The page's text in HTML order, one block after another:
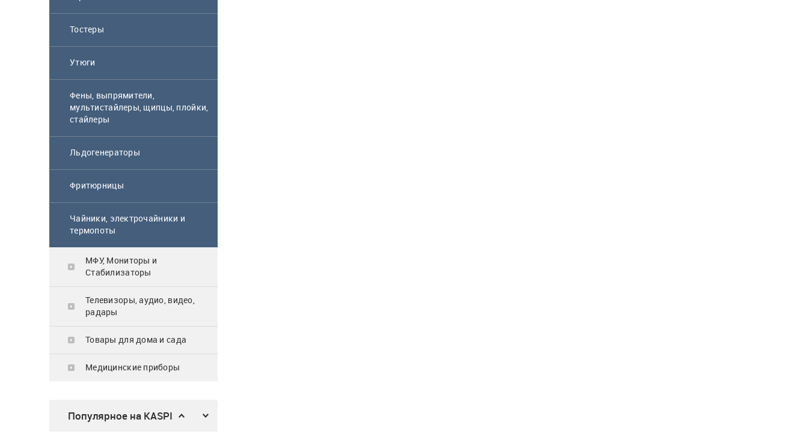
Тостеры
Утюги
Фены, выпрямители,
мультистайлеры, щипцы, плойки,
стайлеры
Льдогенераторы
Фритюрницы
Чайники, электрочайники и
термопоты
МФУ, Мониторы и
Стабилизаторы
Телевизоры, аудио, видео,
радары
Товары для дома и сада
Медицинские приборы
Популярное на KASPI
Блендер Scarlett
MS23K3614AW BW
Газовая поверхность
Midea MG3205X
62 900₸
Микроволновка
MWG20